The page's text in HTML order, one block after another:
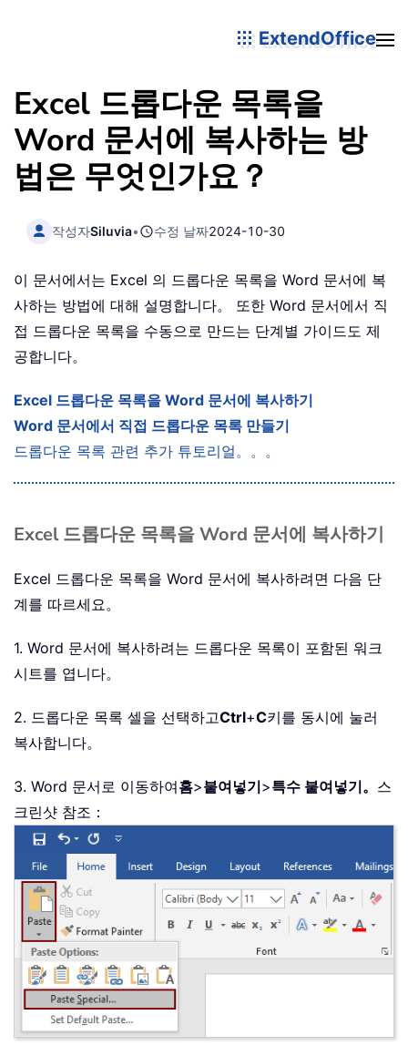
ExtendOffice
Excel 드롭다운 목록을
Word 문서에 복사하는 방
법은 무엇인가요？
작성자Siluvia• 수정 날짜2024-10-30
이 문서에서는 Excel 의 드롭다운 목록을 Word 문서에 복
사하는 방법에 대해 설명합니다。 또한 Word 문서에서 직
접 드롭다운 목록을 수동으로 만드는 단계별 가이드도 제
공합니다。
Excel 드롭다운 목록을 Word 문서에 복사하기
Word 문서에서 직접 드롭다운 목록 만들기
드롭다운 목록 관련 추가 튜토리얼。。。
Excel 드롭다운 목록을 Word 문서에 복사하기
Excel 드롭다운 목록을 Word 문서에 복사하려면 다음 단
계를 따르세요。
1. Word 문서에 복사하려는 드롭다운 목록이 포함된 워크
시트를 엽니다。
2. 드롭다운 목록 셀을 선택하고Ctrl+C키를 동시에 눌러
복사합니다。
3. Word 문서로 이동하여홈>붙여넣기>특수 붙여넣기。 스
크린샷 참조：